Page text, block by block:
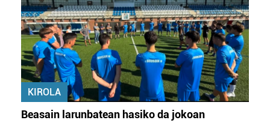
KIROLA
Beasain larunbatean hasiko da jokoan